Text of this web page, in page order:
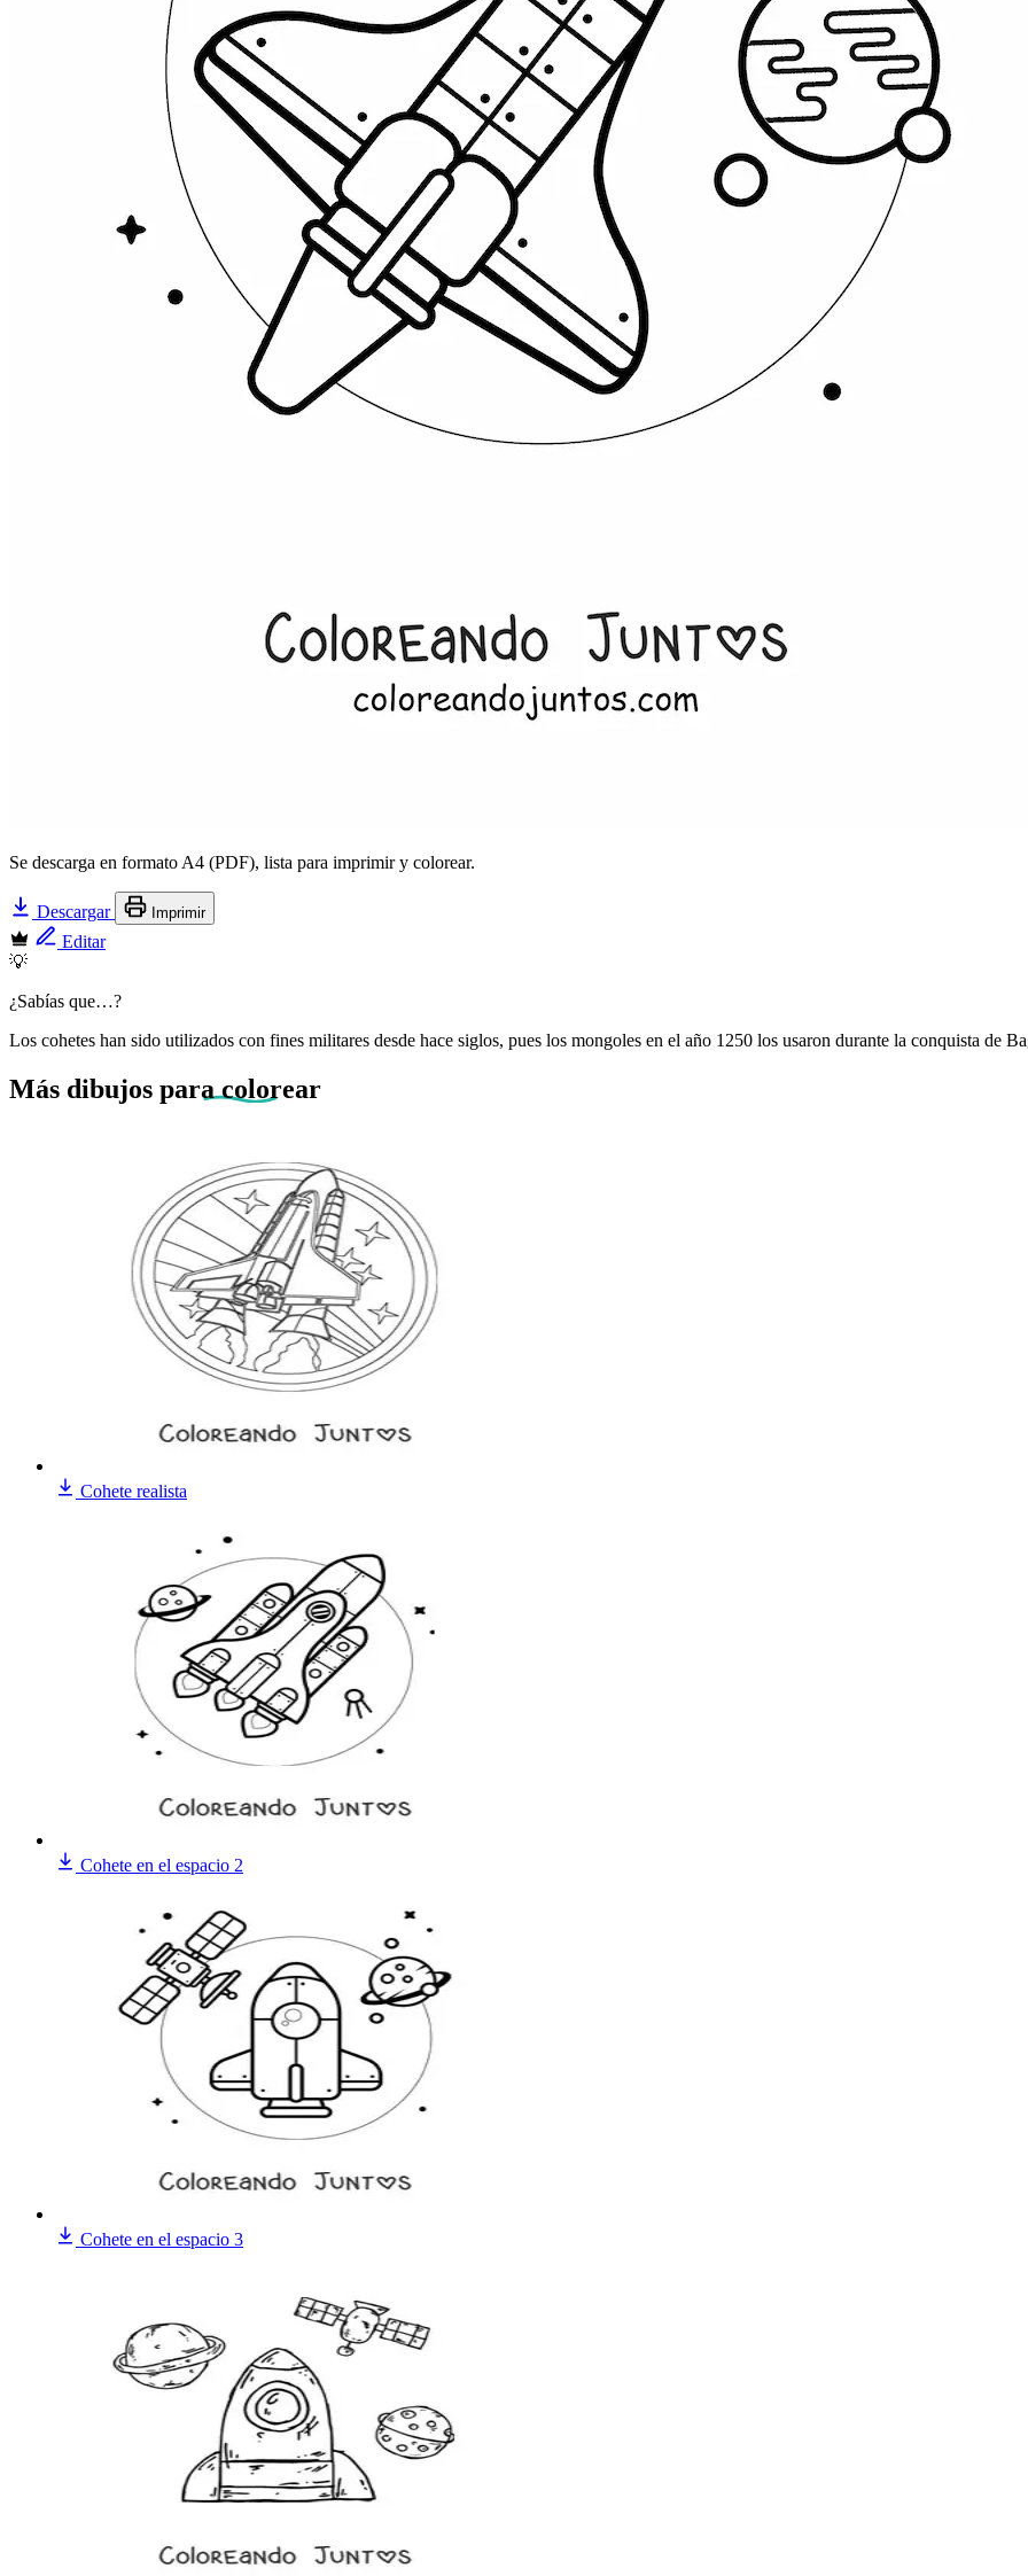
Se descarga en formato A4 (PDF), lista para imprimir y colorear.
Descargar Imprimir
Editar
💡
¿Sabías que…?
Los cohetes han sido utilizados con fines militares desde hace siglos, pues los mongoles en el año 1250 los usaron durante la conquista de
Más dibujos para colorear
Cohete realista
Cohete en el espacio 2
Cohete en el espacio 3